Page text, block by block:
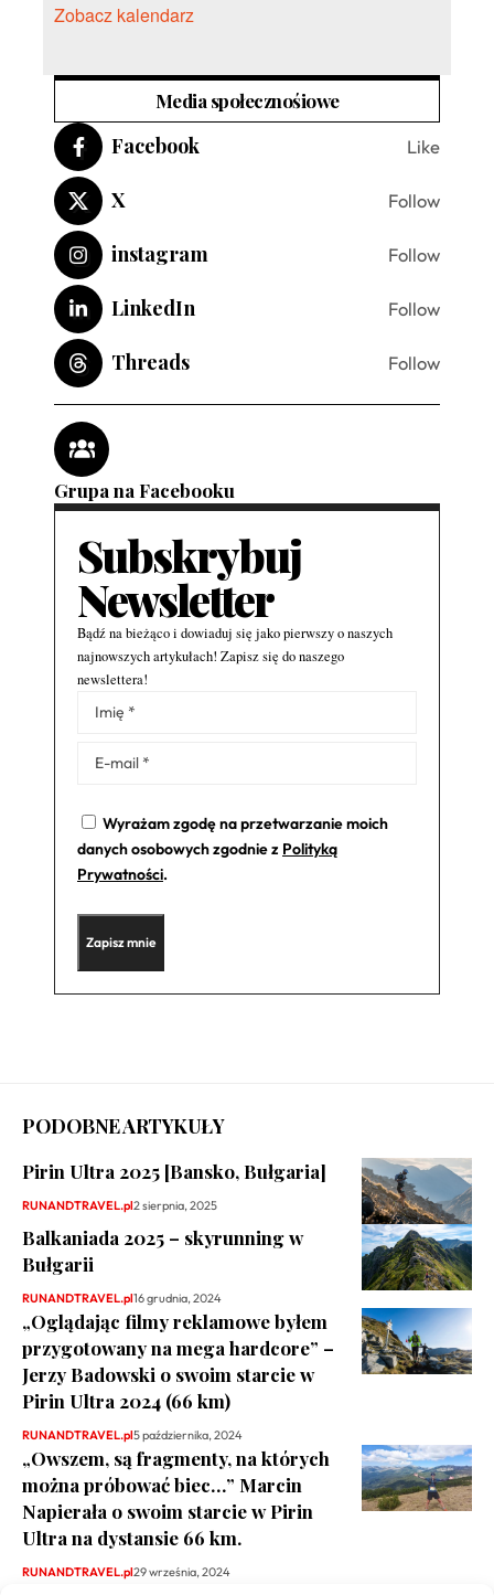
Zobacz kalendarz
Media społecznośiowe
Facebook Like
X Follow
instagram Follow
LinkedIn Follow
Threads Follow
Grupa na Facebooku
Subskrybuj
Newsletter
Bądź na bieżąco i dowiaduj się jako pierwszy o naszych
najnowszych artykułach! Zapisz się do naszego
newslettera!
Wyrażam zgodę na przetwarzanie moich
danych osobowych zgodnie z Polityką
Prywatności.
Alternative:
PODOBNE ARTYKUŁY
Pirin Ultra 2025 [Bansko, Bułgaria]
RUNANDTRAVEL.pl2 sierpnia, 2025
Balkaniada 2025 – skyrunning w
Bułgarii
RUNANDTRAVEL.pl16 grudnia, 2024
„Oglądając filmy reklamowe byłem
przygotowany na mega hardcore” –
Jerzy Badowski o swoim starcie w
Pirin Ultra 2024 (66 km)
RUNANDTRAVEL.pl5 października, 2024
„Owszem, są fragmenty, na których
można próbować biec…” Marcin
Napierała o swoim starcie w Pirin
Ultra na dystansie 66 km.
RUNANDTRAVEL.pl29 września, 2024